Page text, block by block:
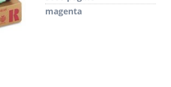
magenta